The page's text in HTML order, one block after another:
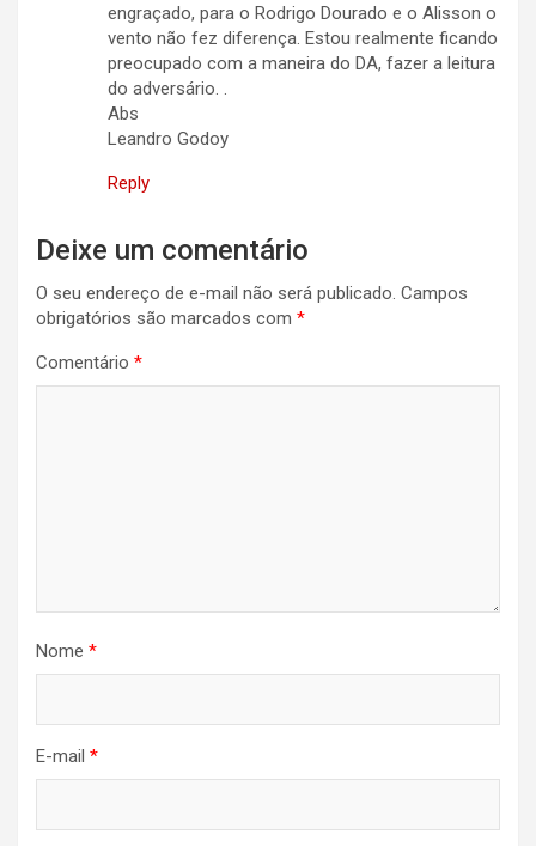
engraçado, para o Rodrigo Dourado e o Alisson o
vento não fez diferença. Estou realmente ficando
preocupado com a maneira do DA, fazer a leitura
do adversário. .
Abs
Leandro Godoy
Reply
Deixe um comentário
O seu endereço de e-mail não será publicado. Campos
obrigatórios são marcados com *
Comentário *
Nome *
E-mail *